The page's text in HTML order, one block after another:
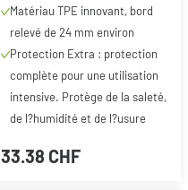
Matériau TPE innovant, bord
relevé de 24 mm environ
Protection Extra : protection
complète pour une utilisation
intensive. Protège de la saleté,
de l?humidité et de l?usure
33.38 CHF